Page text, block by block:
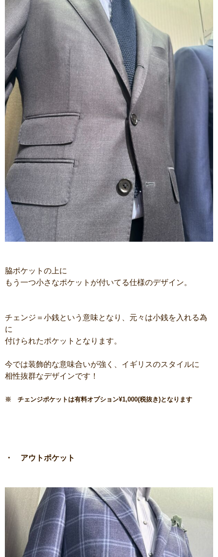
脇ポケットの上に
もう一つ小さなポケットが付いてる仕様のデザイン。
チェンジ＝小銭という意味となり、元々は小銭を入れる為
に
付けられたポケットとなります。
今では装飾的な意味合いが強く、イギリスのスタイルに
相性抜群なデザインです！
※ チェンジポケットは有料オプション¥1,000(税抜き)となります
・ アウトポケット